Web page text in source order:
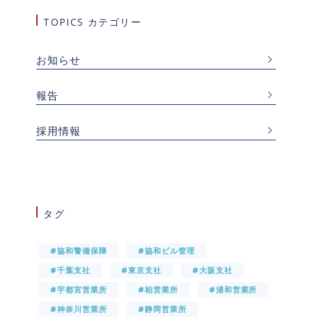
TOPICS カテゴリー
お知らせ
報告
採用情報
タグ
#協和警備保障
#協和ビル管理
#千葉支社
#東京支社
#大阪支社
#宇都宮営業所
#柏営業所
#浦和営業所
#神奈川営業所
#静岡営業所